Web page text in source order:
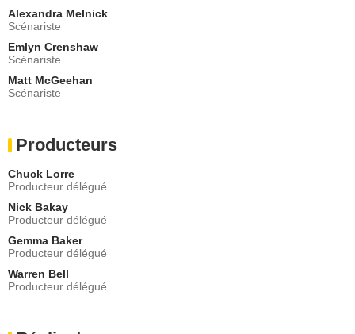
Susan Chuang
Luanne
- 1 Episode :
Tyne Daly
Barbara
- 1 Episode :
- 1 Episode :13
Vincent
- 1 Episode :14
Sandy Martin
Lillian
- 1 Episode :15
Wallace Langham
Jerry
- 1 Episode :17
Alexandra Melnick
Scénariste
Emlyn Crenshaw
Scénariste
Matt McGeehan
Scénariste
Producteurs
Chuck Lorre
Producteur délégué
Nick Bakay
Producteur délégué
Gemma Baker
Producteur délégué
Warren Bell
Producteur délégué